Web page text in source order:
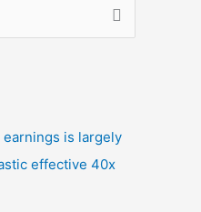
is largely
effective 40x